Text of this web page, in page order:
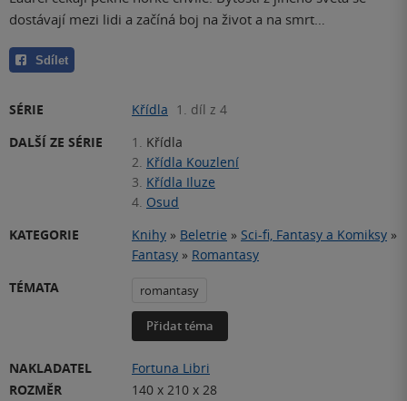
dostávají mezi lidi a začíná boj na život a na smrt…
Sdílet
SÉRIE Křídla 1. díl z 4
DALŠÍ ZE SÉRIE
1.
Křídla
2. Křídla Kouzlení
3. Křídla Iluze
4. Osud
KATEGORIE
Knihy » Beletrie » Sci-fi, Fantasy a Komiksy »
Fantasy » Romantasy
TÉMATA
romantasy
Přidat téma
NAKLADATEL
Fortuna Libri
ROZMĚR
140 x 210 x 28